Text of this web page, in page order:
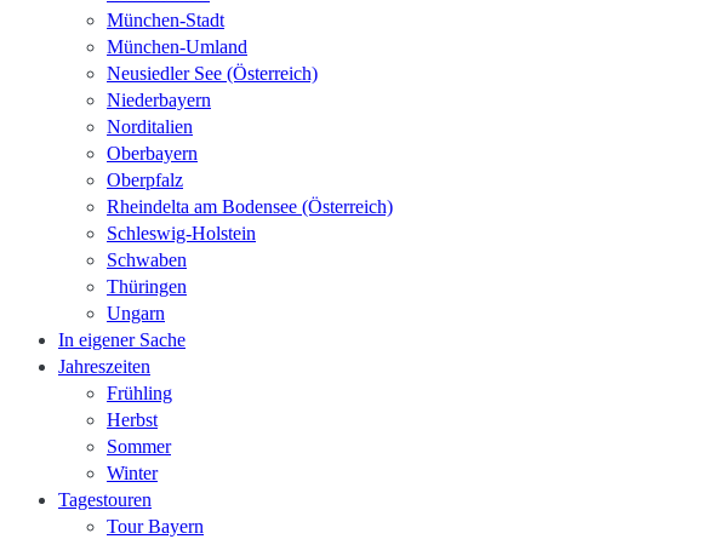
München-Stadt
München-Umland
Neusiedler See (Österreich)
Niederbayern
Norditalien
Oberbayern
Oberpfalz
Rheindelta am Bodensee (Österreich)
Schleswig-Holstein
Schwaben
Thüringen
Ungarn
In eigener Sache
Jahreszeiten
Frühling
Herbst
Sommer
Winter
Tagestouren
Tour Bayern